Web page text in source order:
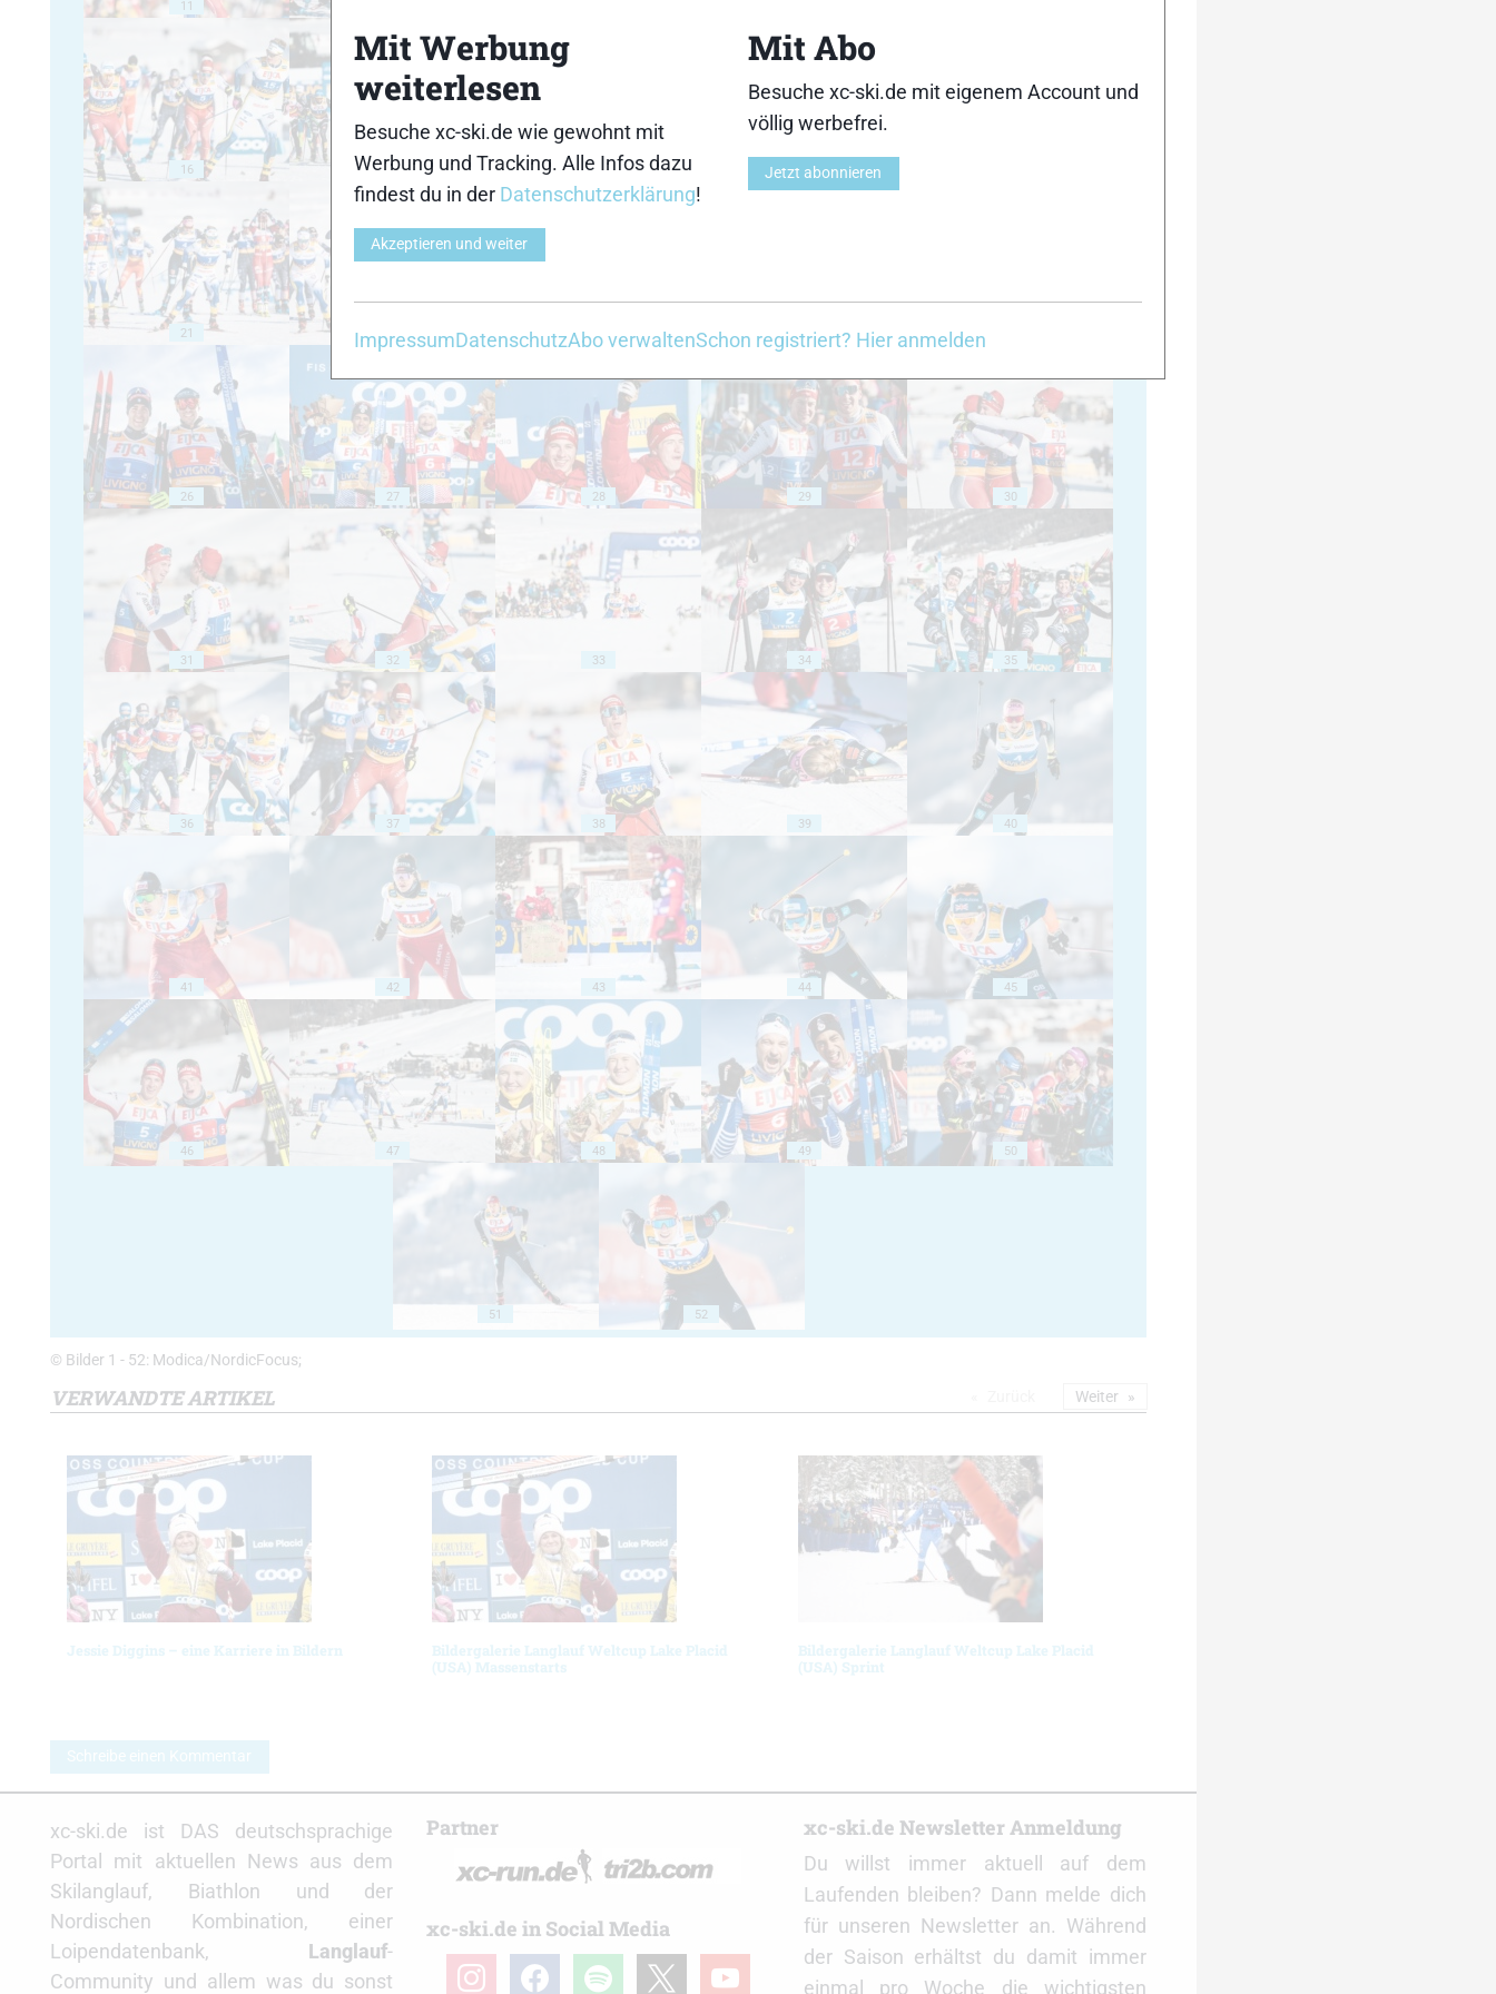
11
16 17 18 19
21 24
26 27 28 29 30
31 32 33 34 35
36 37 38 39 40
41 42 43 44 45
46 47 48 49 50
51 52
© Bilder 1 - 52: Modica/NordicFocus;
VERWANDTE ARTIKEL
Jessie Diggins – eine Karriere in Bildern
Bildergalerie Langlauf Weltcup Lake Placid
(USA) Massenstarts
Bildergalerie Langlauf Weltcup Lake Placid
(USA) Sprint
Weiter
Schreibe einen Kommentar
xc-ski.de ist DAS deutschsprachige
Portal mit aktuellen News aus dem
Skilanglauf, Biathlon und der
Nordischen Kombination, einer
Loipendatenbank, Langlauf-
Community und allem was du sonst
Partner
xc-ski.de in Social Media
instagramfacebookspotify youtube
xc-ski.de Newsletter Anmeldung
Du willst immer aktuell auf dem
Laufenden bleiben? Dann melde dich
für unseren Newsletter an. Während
der Saison erhältst du damit immer
einmal pro Woche die wichtigsten
Mit Werbung
weiterlesen
Besuche xc-ski.de wie gewohnt mit
Werbung und Tracking. Alle Infos dazu
findest du in der Datenschutzerklärung!
Akzeptieren und weiter
Mit Abo
Besuche xc-ski.de mit eigenem Account und
völlig werbefrei.
Jetzt abonnieren
ImpressumDatenschutzAbo verwaltenSchon registriert? Hier anmelden